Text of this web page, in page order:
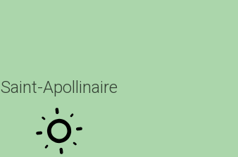
Saint-Apollinaire